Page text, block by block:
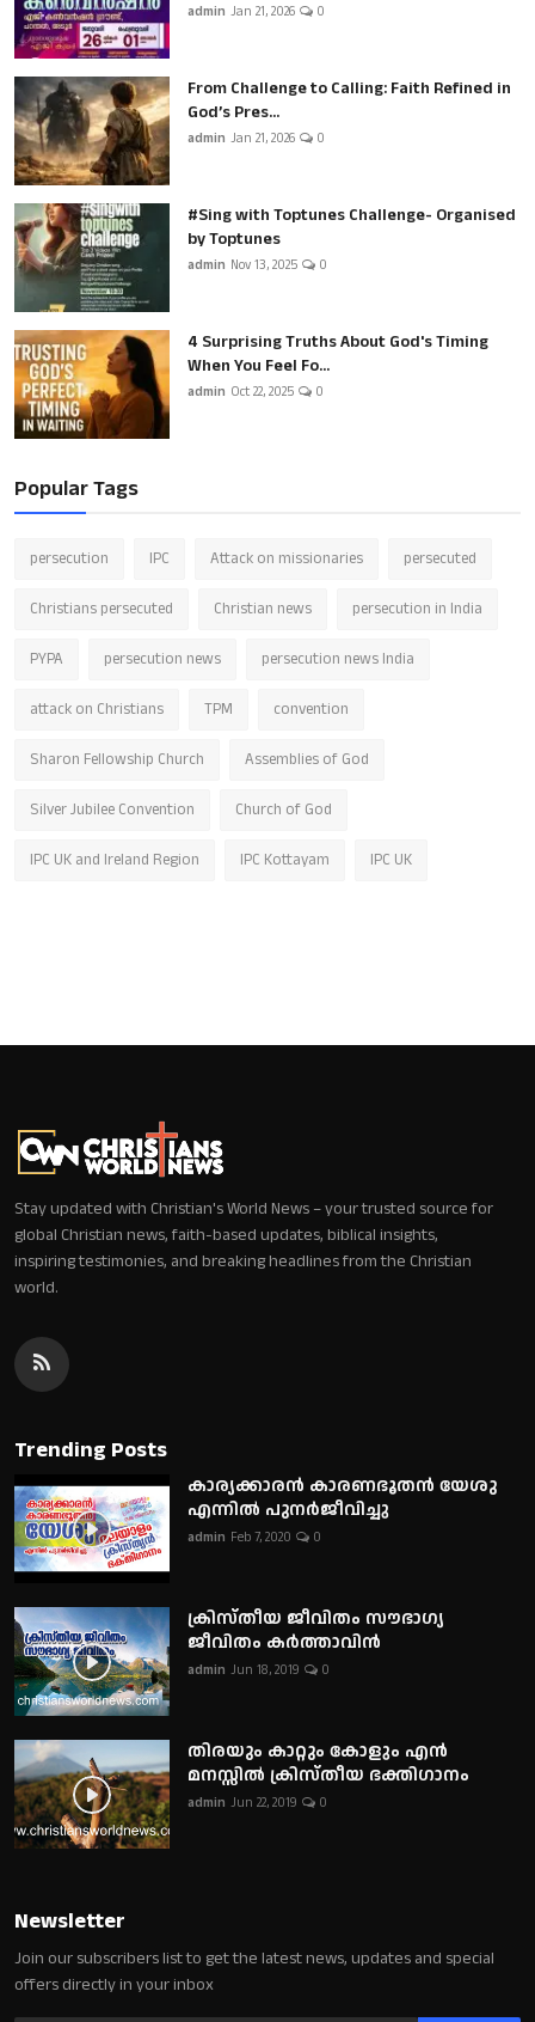
admin Jan 21, 2026 0
From Challenge to Calling: Faith Refined in
God’s Pres...
admin Jan 21, 2026 0
#Sing with Toptunes Challenge- Organised
by Toptunes
admin Nov 13, 2025 0
4 Surprising Truths About God's Timing
When You Feel Fo...
admin Oct 22, 2025 0
Popular Tags
persecution IPC Attack on missionaries persecuted
Christians persecuted Christian news persecution in India
PYPA persecution news persecution news India
attack on Christians TPM convention
Sharon Fellowship Church Assemblies of God
Silver Jubilee Convention Church of God
IPC UK and Ireland Region IPC Kottayam IPC UK
Stay updated with Christian's World News – your trusted source for
global Christian news, faith-based updates, biblical insights,
inspiring testimonies, and breaking headlines from the Christian
world.
Trending Posts
കാര്യക്കാരൻ കാരണഭൂതൻ യേശു
എന്നിൽ പുനർജീവിച്ചു
admin Feb 7, 2020 0
ക്രിസ്തീയ ജീവിതം സൗഭാഗ്യ
ജീവിതം കർത്താവിൻ
admin Jun 18, 2019 0
തിരയും കാറ്റും കോളും എൻ
മനസ്സിൽ ക്രിസ്തീയ ഭക്തിഗാനം
admin Jun 22, 2019 0
Newsletter
Join our subscribers list to get the latest news, updates and special
offers directly in your inbox